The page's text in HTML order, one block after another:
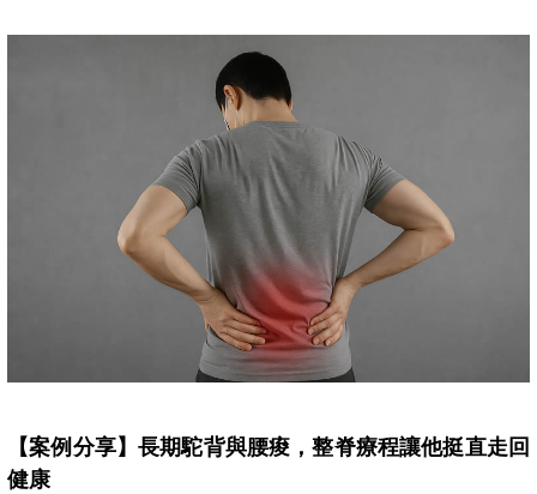
【案例分享】長期駝背與腰痠，整脊療程讓他挺直走回
健康